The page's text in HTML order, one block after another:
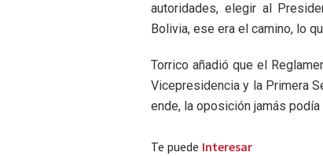
autoridades, elegir al
Bolivia, ese era el camino, lo
Torrico añadió que el
Vicepresidencia y la Primera
ende, la oposición jamás
Te puede Interesar